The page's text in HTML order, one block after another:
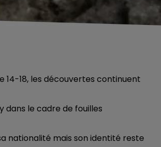
18, les découvertes continuent
dans le cadre de fouilles
nationalité mais son identité reste